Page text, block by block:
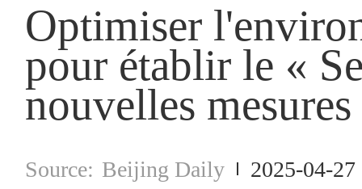
Optimiser
pour établir le «
nouvelles
Beijing Daily 2025-04-27